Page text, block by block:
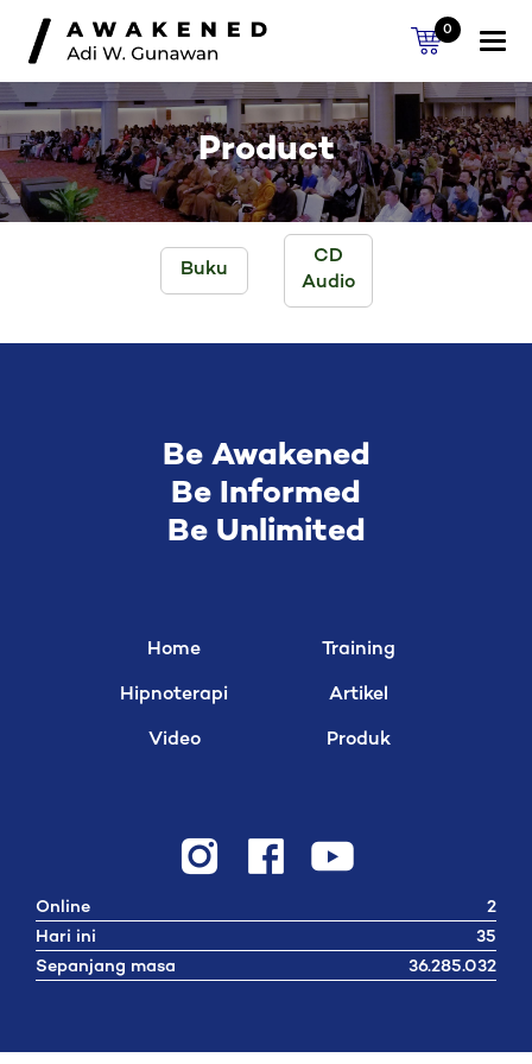
0
Product
Buku
CD
Audio
Be Awakened
Be Informed
Be Unlimited
Home
Hipnoterapi
Video
Training
Artikel
Produk
Online
2
Hari ini
35
Sepanjang masa
36.285.032